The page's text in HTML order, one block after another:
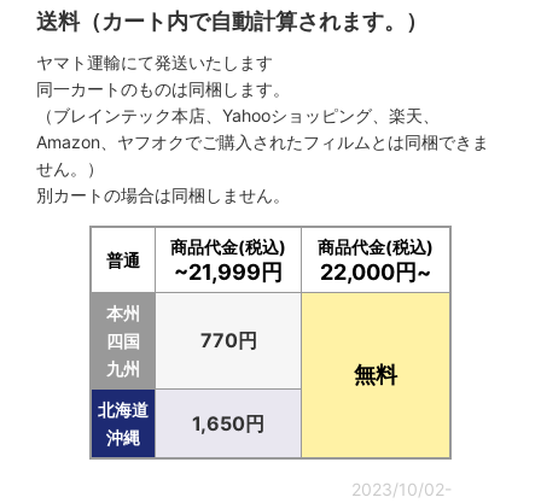
送料（カート内で自動計算されます。）
ヤマト運輸にて発送いたします
同一カートのものは同梱します。
（ブレインテック本店、Yahooショッピング、楽天、
Amazon、ヤフオクでご購入されたフィルムとは同梱できま
せん。）
別カートの場合は同梱しません。
普通
商品代金(税込)
~21,999円
商品代金(税込)
22,000円~
本州
四国
九州
770円
無料
北海道
沖縄
1,650円
2023/10/02-